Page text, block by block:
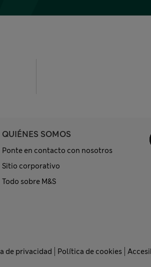
QUIÉNES SOMOS
Ponte en contacto con nosotros
Sitio corporativo
Todo sobre M&S
de privacidad Política de cookies